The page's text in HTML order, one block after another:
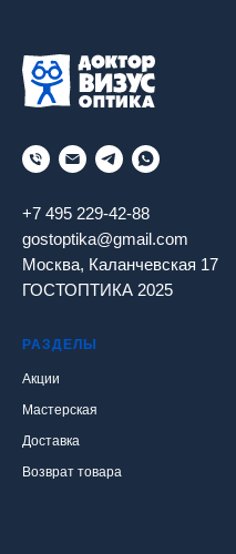
+7 495 229-42-88
gostoptika@gmail.com
Москва, Каланчевская 17
ГОСТОПТИКА 2025
РАЗДЕЛЫ
Акции
Мастерская
Доставка
Возврат товара